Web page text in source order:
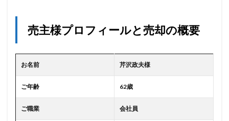
売主様プロフィールと売却の概要
お名前 芹沢政夫様
ご年齢 62歳
ご職業 会社員